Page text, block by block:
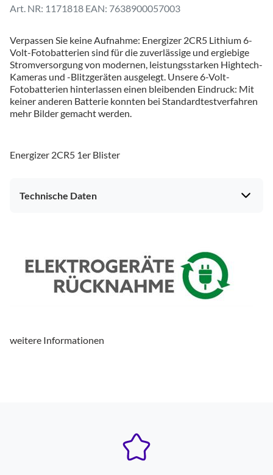
1171818 EAN: 7638900057003
Verpassen Sie keine Aufnahme: Energizer 2CR5 Lithium 6-
Volt-Fotobatterien sind für die zuverlässige und ergiebige
Stromversorgung von modernen, leistungsstarken Hightech-
Kameras und -Blitzgeräten ausgelegt. Unsere 6-Volt-
Fotobatterien hinterlassen einen bleibenden Eindruck: Mit
keiner anderen Batterie konnten bei Standardtestverfahren
mehr Bilder gemacht werden.
Energizer 2CR5 1er Blister
Technische Daten
8.2
Höhe mit Verpackung (cm)
12.2
weitere Informationen